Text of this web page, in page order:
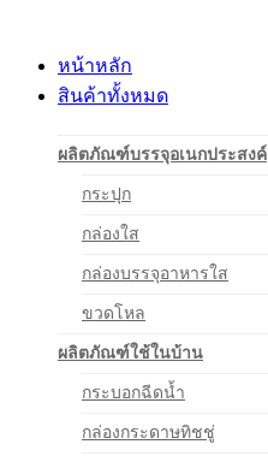
contentหน้าหลัก
สินค้าทั้งหมด
ผลิตภัณฑ์บรรจุอเนกประสงค์
กระปุก
กล่องใส
กล่องบรรจุอาหารใส
ขวดโหล
ผลิตภัณฑ์ใช้ในบ้าน
กระบอกฉีดน้ำ
กล่องกระดาษทิชชู่